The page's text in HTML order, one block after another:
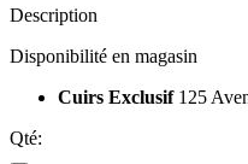
Description
Disponibilité en magasin
Cuirs Exclusif 125
Qté: